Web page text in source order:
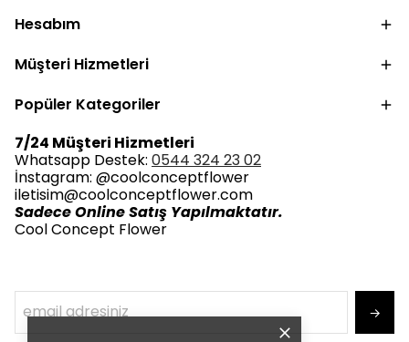
Hesabım
Müşteri Hizmetleri
Popüler Kategoriler
7/24 Müşteri Hizmetleri
Whatsapp Destek: 0544 324 23 02
İnstagram: @coolconceptflower
iletisim@coolconceptflower.com
Sadece Online Satış Yapılmaktatır.
Cool Concept Flower
→